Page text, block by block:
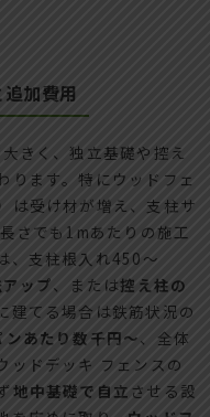
加費用
きく、独立基礎や控え
ります。特にウッドフェ
は受け材が増え、支柱サ
さでも1mあたりの施工
、支柱根入れ450～
ップ、または控え柱の
建てる場合は鉄筋状況の
ンあたり数千円～、全体
ッドデッキ フェンスの
地中基礎で自立 させる設